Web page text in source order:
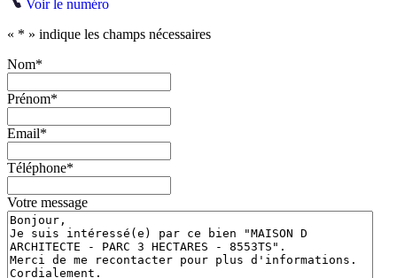
Voir le numéro
« * » indique les champs nécessaires
Nom*
Prénom*
Email*
Téléphone*
Votre message